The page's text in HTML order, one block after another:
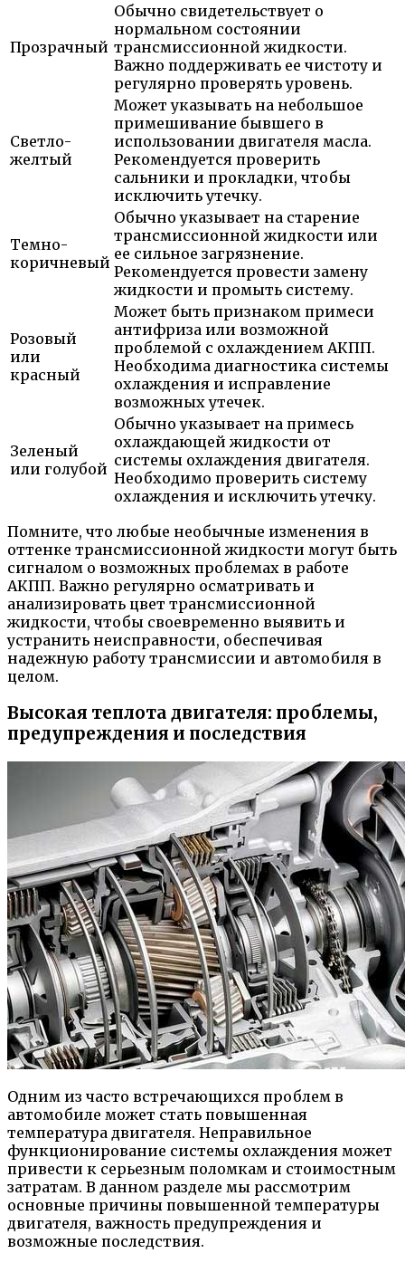
Прозрачный
Обычно свидетельствует о
нормальном состоянии
трансмиссионной жидкости.
Важно поддерживать ее чистоту и
регулярно проверять уровень.
Светло-
желтый
Может указывать на небольшое
примешивание бывшего в
использовании двигателя масла.
Рекомендуется проверить
сальники и прокладки, чтобы
исключить утечку.
Темно-
коричневый
Обычно указывает на старение
трансмиссионной жидкости или
ее сильное загрязнение.
Рекомендуется провести замену
жидкости и промыть систему.
Розовый
или
красный
Может быть признаком примеси
антифриза или возможной
проблемой с охлаждением АКПП.
Необходима диагностика системы
охлаждения и исправление
возможных утечек.
Зеленый
или голубой
Обычно указывает на примесь
охлаждающей жидкости от
системы охлаждения двигателя.
Необходимо проверить систему
охлаждения и исключить утечку.
Помните, что любые необычные изменения в
оттенке трансмиссионной жидкости могут быть
сигналом о возможных проблемах в работе
АКПП. Важно регулярно осматривать и
анализировать цвет трансмиссионной
жидкости, чтобы своевременно выявить и
устранить неисправности, обеспечивая
надежную работу трансмиссии и автомобиля в
целом.
Высокая теплота двигателя: проблемы,
предупреждения и последствия
Одним из часто встречающихся проблем в
автомобиле может стать повышенная
температура двигателя. Неправильное
функционирование системы охлаждения может
привести к серьезным поломкам и стоимостным
затратам. В данном разделе мы рассмотрим
основные причины повышенной температуры
двигателя, важность предупреждения и
возможные последствия.